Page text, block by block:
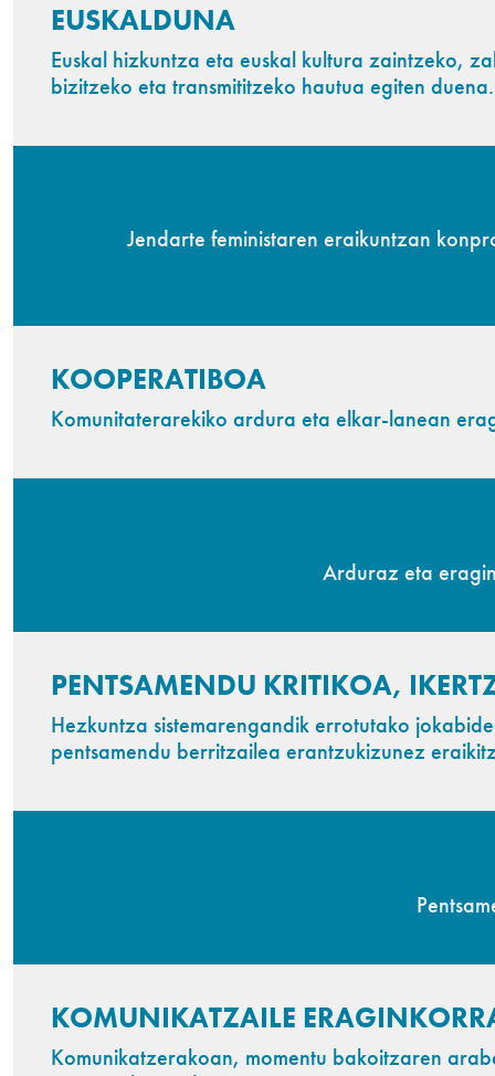
EUSKALDUNA
Euskal hizkuntza eta euskal kultura zaintzeko,
bizitzeko eta transmititzeko hautua egiten duena.
Jendarte feministaren eraikuntzan
KOOPERATIBOA
Komunitaterarekiko ardura eta elkar-lanean
Arduraz eta
PENTSAMENDU KRITIKOA,
Hezkuntza sistemarengandik errotutako
pentsamendu berritzailea erantzukizunez
KOMUNIKATZAILE
Komunikatzerakoan, momentu bakoitzaren